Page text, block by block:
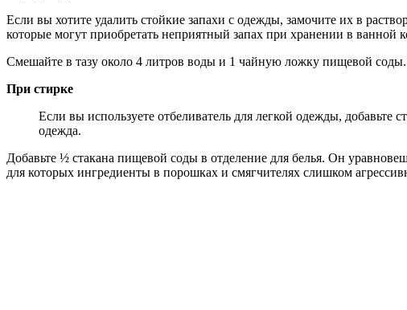
Если вы хотите удалить стойкие запахи с одежды, замочите их в
которые могут приобретать неприятный запах при хранении в ванной
Смешайте в тазу около 4 литров воды и 1 чайную ложку пищевой
При стирке
Если вы используете отбеливатель для легкой одежды, добавьте
одежда.
Добавьте ½ стакана пищевой соды в отделение для белья. Он
для которых ингредиенты в порошках и смягчителях слишком